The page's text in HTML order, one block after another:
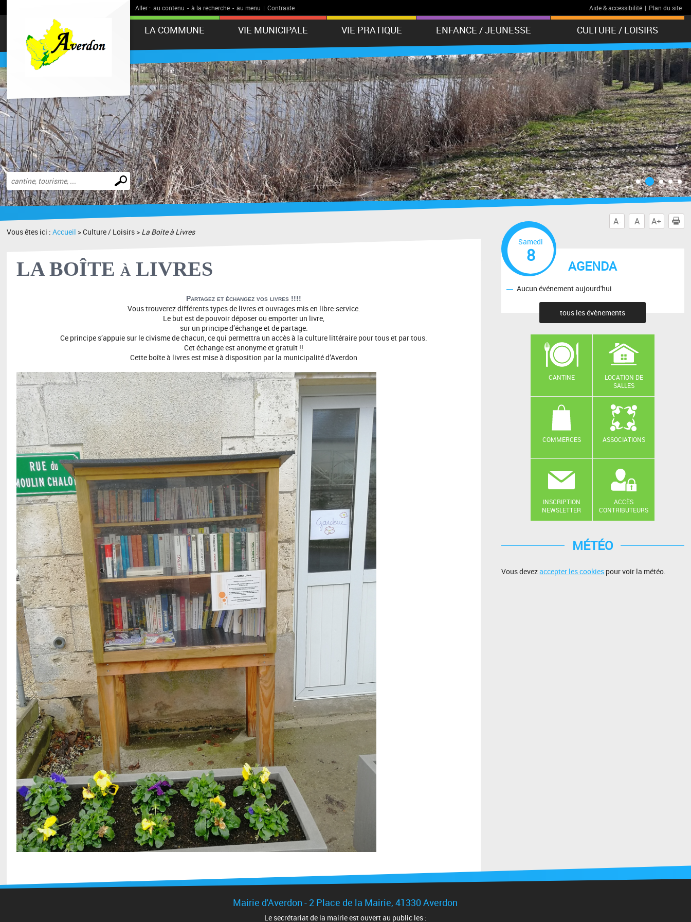
Aller : au contenu - à la recherche - au menu | Contraste Aide & accessibilité | Plan du site
LA COMMUNE VIE MUNICIPALE VIE PRATIQUE ENFANCE / JEUNESSE CULTURE / LOISIRS
Effectuer
une
recherche
A- A A+
Vous êtes ici :Accueil > Culture / Loisirs > La Boite à Livres
LA BOÎTE à LIVRES
Partagez et échangez vos livres !!!!
Vous trouverez différents types de livres et ouvrages mis en libre-service.
Le but est de pouvoir déposer ou emporter un livre,
sur un principe d’échange et de partage.
Ce principe s’appuie sur le civisme de chacun, ce qui permettra un accès à la culture littéraire pour tous et par tous.
Cet échange est anonyme et gratuit !!
Cette boîte à livres est mise à disposition par la municipalité d’Averdon
AGENDA
Samedi
8
Aucun événement aujourd'hui
tous les évènements
CANTINE
LOCATION DE
SALLES
COMMERCES ASSOCIATIONS
INSCRIPTION
NEWSLETTER
ACCÈS
CONTRIBUTEURS
MÉTÉO
Vous devezaccepter les cookies pour voir la météo.
Mairie d'Averdon - 2 Place de la Mairie, 41330 Averdon
Le secrétariat de la mairie est ouvert au public les :